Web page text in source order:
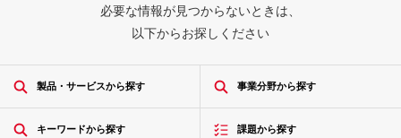
必要な情報が見つからないときは、
以下からお探しください
製品・サービスから探す 事業分野から探す
キーワードから探す 課題から探す